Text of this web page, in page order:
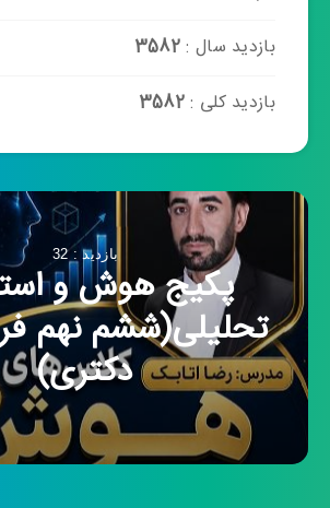
بازدید سال :3582
بازدید کلی :3582
بازدید : 32
پکیج هوش و
تحلیلی(ششم نهم
دکتری)